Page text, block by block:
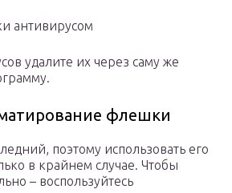
антивирусом
удалите их через саму же
флешки
поэтому использовать его
в крайнем случае. Чтобы
– воспользуйтесь